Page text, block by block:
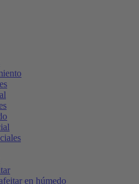
en húmedo